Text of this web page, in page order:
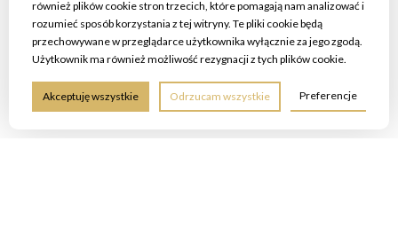
Powierzchnia:296 m2 Rok budowy:Brak r.
Piętro:Brak Liczba pięter:Brak
Garaż:Brak Miejsca parkingowe:
Rynek:Brak Liczba pokoi:Brak
również plików cookie stron trzecich, które pomagają nam analizować i
rozumieć sposób korzystania z tej witryny. Te pliki cookie będą
przechowywane w przeglądarce użytkownika wyłącznie za jego zgodą.
Użytkownik ma również możliwość rezygnacji z tych plików cookie.
Akceptuję wszystkie Odrzucam wszystkie Preferencje